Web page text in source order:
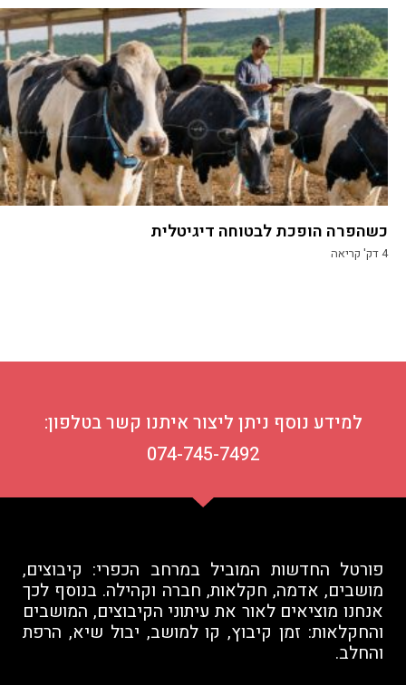
כשהפרה הופכת לבטוחה דיגיטלית
4דק' קריאה
למידע נוסף ניתן ליצור איתנו קשר בטלפון:
074-745-7492
פורטל החדשות המוביל במרחב הכפרי: קיבוצים,
מושבים, אדמה, חקלאות, חברה וקהילה. בנוסף לכך
אנחנו מוציאים לאור את עיתוני הקיבוצים, המושבים
והחקלאות: זמן קיבוץ, קו למושב, יבול שיא, הרפת
והחלב.